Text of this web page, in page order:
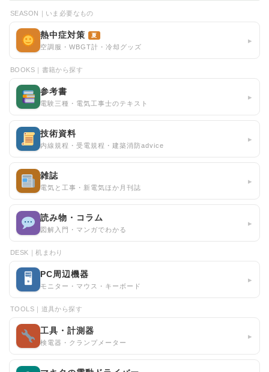
SEASON｜いま必要なもの
熱中症対策 夏
空調服・WBGT計・冷却グッズ
▸
BOOKS｜書籍から探す
参考書
電験三種・電気工事士のテキスト
▸
技術資料
内線規程・受電規程・建築消防advice
▸
雑誌
電気と工事・新電気ほか月刊誌
▸
読み物・コラム
図解入門・マンガでわかる
▸
DESK｜机まわり
🖥 PC周辺機器
モニター・マウス・キーボード
▸
TOOLS｜道具から探す
工具・計測器
検電器・クランプメーター
▸